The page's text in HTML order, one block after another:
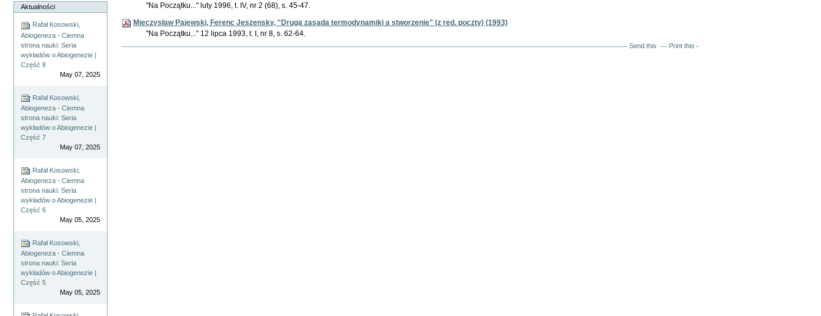
Aktualności
Rafał Kosowski,
Abiogeneza - Ciemna
strona nauki: Seria
wykładów o Abiogenezie |
Część 8
May 07, 2025
Rafał Kosowski,
Abiogeneza - Ciemna
strona nauki: Seria
wykładów o Abiogenezie |
Część 7
May 07, 2025
Rafał Kosowski,
Abiogeneza - Ciemna
strona nauki: Seria
wykładów o Abiogenezie |
Część 6
May 05, 2025
Rafał Kosowski,
Abiogeneza - Ciemna
strona nauki: Seria
wykładów o Abiogenezie |
Część 5
May 05, 2025
"Na Początku..." luty 1996, t. IV, nr 2 (68), s. 45-47.
Mieczysław Pajewski, Ferenc Jeszensky, "Druga zasada termodynamiki a stworzenie" (z red. poczty) (1993)
"Na Początku..." 12 lipca 1993, t. I, nr 8, s. 62-64.
Send this Print this